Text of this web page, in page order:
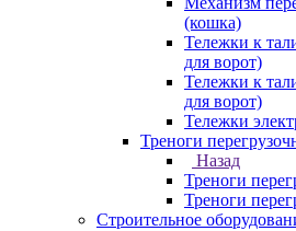
(кошка)
Тележки к
для ворот)
Тележки к
для ворот)
Тележки
Треноги
Назад
Треноги
Треноги
Строительное